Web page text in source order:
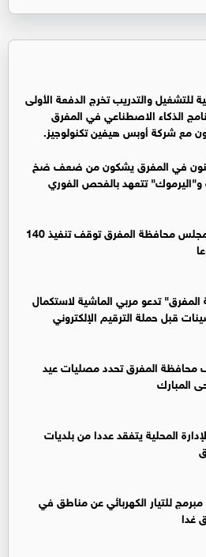
للتشغيل والتدريب تخرج الدفعة الأولى
الذكاء الاصطناعي في المفرق
مع شركة أوبس هيفين تكنولوجيز.
في المفرق يشكون من ضعف ضخ
و"اليرموك" تتعهد بالفحص الفوري
لجنة مجلس محافظة المفرق توقف تنفيذ 140
المفرق" تدعو مربي الماشية لاستكمال
قبل حملة الترقيم الإلكتروني
محافظة المفرق تحدد مصليات عيد
المبارك
المحلية يتفقد عددا من بلديات
للتيار الكهربائي عن مناطق في
غدا